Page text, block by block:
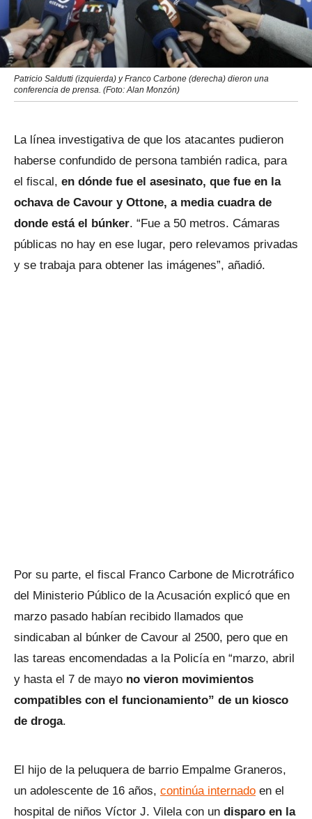
Patricio Saldutti (izquierda) y Franco Carbone (derecha) dieron una
conferencia de prensa. (Foto: Alan Monzón)
La línea investigativa de que los atacantes pudieron
haberse confundido de persona también radica, para
el fiscal, en dónde fue el asesinato, que fue en la
ochava de Cavour y Ottone, a media cuadra de
donde está el búnker. “Fue a 50 metros. Cámaras
públicas no hay en ese lugar, pero relevamos privadas
y se trabaja para obtener las imágenes”, añadió.
Por su parte, el fiscal Franco Carbone de Microtráfico
del Ministerio Público de la Acusación explicó que en
marzo pasado habían recibido llamados que
sindicaban al búnker de Cavour al 2500, pero que en
las tareas encomendadas a la Policía en “marzo, abril
y hasta el 7 de mayo no vieron movimientos
compatibles con el funcionamiento” de un kiosco
de droga.
El hijo de la peluquera de barrio Empalme Graneros,
un adolescente de 16 años, continúa internado en el
hospital de niños Víctor J. Vilela con un disparo en la